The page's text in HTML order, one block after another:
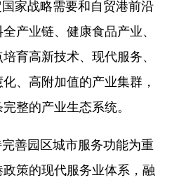
家战略需要和自贸港前沿
产业链、健康食品产业、
育高新技术、现代服务、
、高附加值的产业集群，
整的产业生态系统。
善园区城市服务功能为重
策的现代服务业体系，融